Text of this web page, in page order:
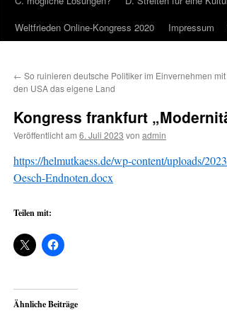
Weltfrieden Online-Kongress 2020
Impressum
← So ruinieren deutsche Politiker im Einvernehmen mit
den USA das eigene Land
Kongress frankfurt
Veröffentlicht am 6. Juli 2023 von admin
https://helmutkaess.de/wp-content/uploads/
Oesch-Endnoten.docx
Teilen mit:
Ähnliche Beiträge